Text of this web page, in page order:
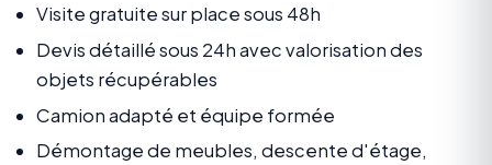
Visite gratuite sur place sous 48h
Devis détaillé sous 24h avec valorisation des
objets récupérables
Camion adapté et équipe formée
Démontage de meubles, descente d'étage,